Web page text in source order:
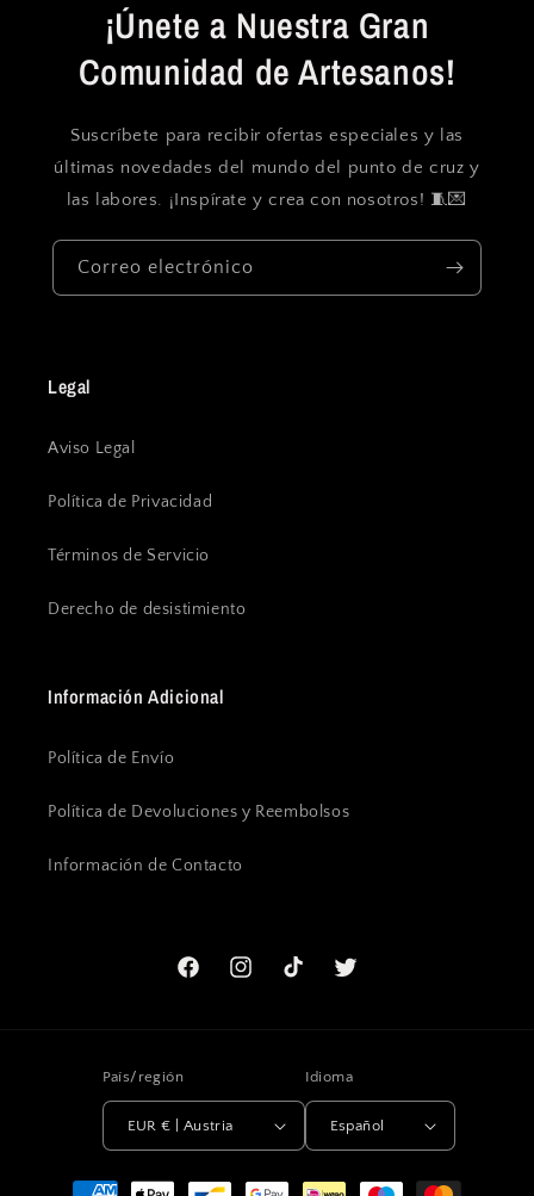
¡Únete a Nuestra Gran
Comunidad de Artesanos!
Suscríbete para recibir ofertas especiales y las
últimas novedades del mundo del punto de cruz y
las labores. ¡Inspírate y crea con nosotros! 🧵💌
Correo electrónico
Legal
Aviso Legal
Política de Privacidad
Términos de Servicio
Derecho de desistimiento
Información Adicional
Política de Envío
Política de Devoluciones y Reembolsos
Información de Contacto
FacebookInstagramTikTok Twitter
País/región
EUR € | Austria
Idioma
Español
Formas